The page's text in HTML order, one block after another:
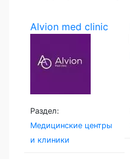
Alvion med clinic
Раздел:
Медицинские центры
и клиники